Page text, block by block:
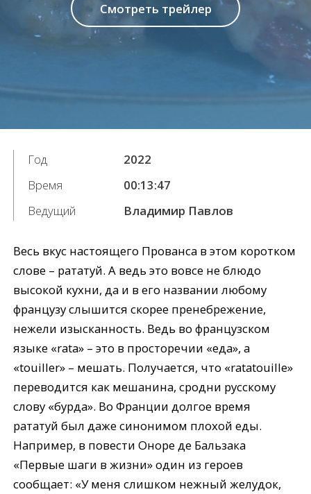
Смотреть трейлер
Год
2022
Время
00:13:47
Ведущий
Владимир Павлов
Весь вкус настоящего Прованса в этом коротком
слове – рататуй. А ведь это вовсе не блюдо
высокой кухни, да и в его названии любому
французу слышится скорее пренебрежение,
нежели изысканность. Ведь во французском
языке «rata» – это в просторечии «еда», а
«touiller» – мешать. Получается, что «ratatouille»
переводится как мешанина, сродни русскому
слову «бурда». Во Франции долгое время
рататуй был даже синонимом плохой еды.
Например, в повести Оноре де Бальзака
«Первые шаги в жизни» один из героев
сообщает: «У меня слишком нежный желудок,